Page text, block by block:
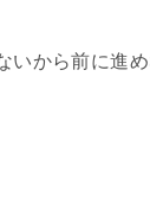
いから前に進